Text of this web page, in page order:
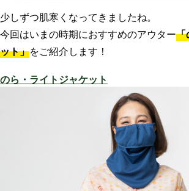
少しずつ肌寒くなってきましたね。
今回はいまの時期におすすめのアウター「
ット」をご紹介します！
のら・ライトジャケット